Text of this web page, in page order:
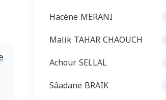
Hacène MERANI
Malik TAHAR CHAOUCH
Achour SELLAL
Sâadane BRAIK